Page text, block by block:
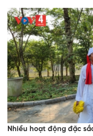
Nhiều hoạt động đặc